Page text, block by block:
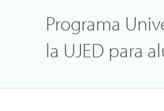
Programa
la UJED para